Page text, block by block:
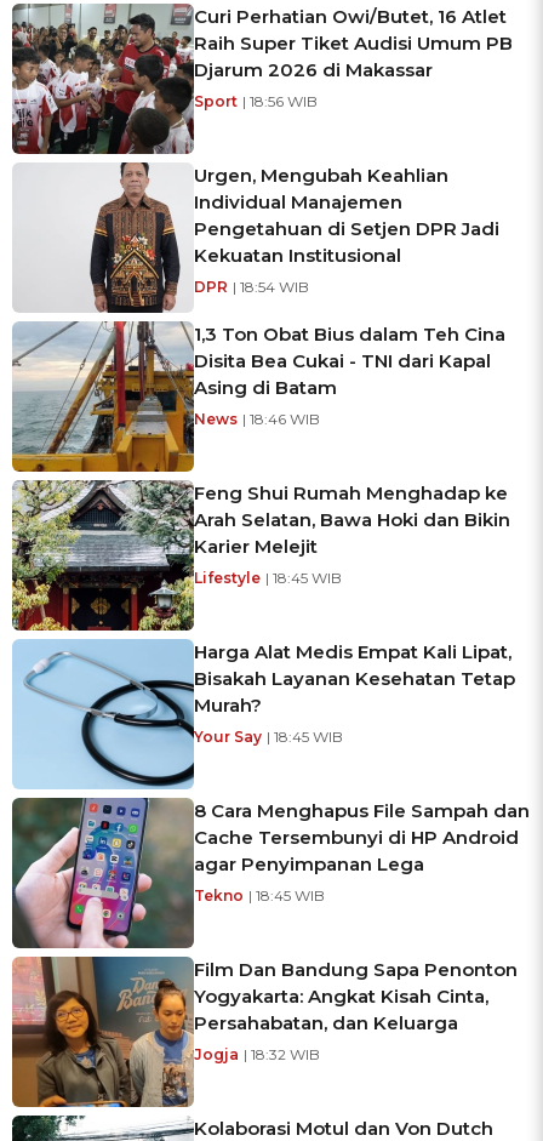
Curi Perhatian Owi/Butet, 16 Atlet
Raih Super Tiket Audisi Umum PB
Djarum 2026 di Makassar
Sport | 18:56 WIB
Urgen, Mengubah Keahlian
Individual Manajemen
Pengetahuan di Setjen DPR Jadi
Kekuatan Institusional
DPR | 18:54 WIB
1,3 Ton Obat Bius dalam Teh Cina
Disita Bea Cukai - TNI dari Kapal
Asing di Batam
News | 18:46 WIB
Feng Shui Rumah Menghadap ke
Arah Selatan, Bawa Hoki dan Bikin
Karier Melejit
Lifestyle | 18:45 WIB
Harga Alat Medis Empat Kali Lipat,
Bisakah Layanan Kesehatan Tetap
Murah?
Your Say | 18:45 WIB
8 Cara Menghapus File Sampah dan
Cache Tersembunyi di HP Android
agar Penyimpanan Lega
Tekno | 18:45 WIB
Film Dan Bandung Sapa Penonton
Yogyakarta: Angkat Kisah Cinta,
Persahabatan, dan Keluarga
Jogja | 18:32 WIB
Kolaborasi Motul dan Von Dutch